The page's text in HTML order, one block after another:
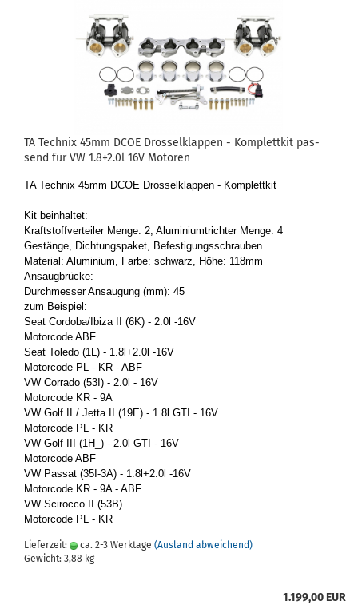
TA Tech­nix 45mm DCOE Dros­sel­klap­pen - Kom­plett­kit pas­
send für VW 1.8+2.0l 16V Mo­to­ren
TA Tech­nix 45mm DCOE Dros­sel­klap­pen - Kom­plett­kit
Kit be­inhal­tet:
Kraft­stoff­ver­tei­ler Menge: 2, Alu­mi­ni­umtrich­ter Menge: 4
Ge­stän­ge, Dich­tungs­pa­ket, Be­fes­ti­gungs­schrau­ben
Ma­te­ri­al: Alu­mi­ni­um, Farbe: schwarz, Höhe: 118mm
An­saug­brü­cke:
Durch­mes­ser An­sau­gung (mm): 45
zum Bei­spiel:
Seat Cor­do­ba/Ibiza II (6K) - 2.0l -16V
Mo­tor­code ABF
Seat To­le­do (1L) - 1.8l+2.0l -16V
Mo­tor­code PL - KR - ABF
VW Cor­ra­do (53I) - 2.0l - 16V
Mo­tor­code KR - 9A
VW Golf II / Jetta II (19E) - 1.8l GTI - 16V
Mo­tor­code PL - KR
VW Golf III (1H_) - 2.0l GTI - 16V
Mo­tor­code ABF
VW Pas­sat (35I-​3A) - 1.8l+2.0l -16V
Mo­tor­code KR - 9A - ABF
VW Sci­roc­co II (53B)
Mo­tor­code PL - KR
Lieferzeit: ca. 2-3 Werktage (Ausland abweichend)
Gewicht: 3,88 kg
1.199,00 EUR